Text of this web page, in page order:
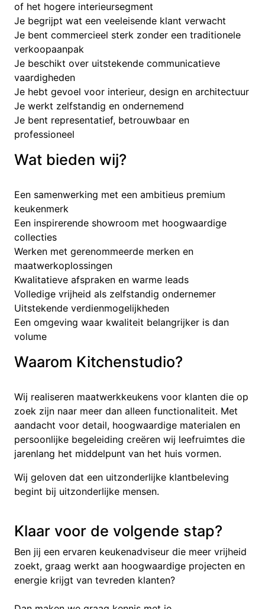
of het hogere interieursegment
Je begrijpt wat een veeleisende klant verwacht
Je bent commercieel sterk zonder een traditionele
verkoopaanpak
Je beschikt over uitstekende communicatieve
vaardigheden
Je hebt gevoel voor interieur, design en architectuur
Je werkt zelfstandig en ondernemend
Je bent representatief, betrouwbaar en
professioneel
Wat bieden wij?
Een samenwerking met een ambitieus premium
keukenmerk
Een inspirerende showroom met hoogwaardige
collecties
Werken met gerenommeerde merken en
maatwerkoplossingen
Kwalitatieve afspraken en warme leads
Volledige vrijheid als zelfstandig ondernemer
Uitstekende verdienmogelijkheden
Een omgeving waar kwaliteit belangrijker is dan
volume
Waarom Kitchenstudio?
Wij realiseren maatwerkkeukens voor klanten die op
zoek zijn naar meer dan alleen functionaliteit. Met
aandacht voor detail, hoogwaardige materialen en
persoonlijke begeleiding creëren wij leefruimtes die
jarenlang het middelpunt van het huis vormen.
Wij geloven dat een uitzonderlijke klantbeleving
begint bij uitzonderlijke mensen.
Klaar voor de volgende stap?
Ben jij een ervaren keukenadviseur die meer vrijheid
zoekt, graag werkt aan hoogwaardige projecten en
energie krijgt van tevreden klanten?